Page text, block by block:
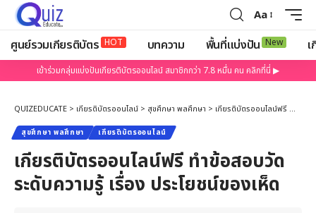
Aa
ศูนย์รวมเกียรติบัตร HOT บทความ พื้นที่แบ่งปัน New
เข้าร่วมกลุ่มแบ่งปันเกียรติบัตรออนไลน์ สมาชิกกว่า 7.8 หมื่น คน คลิกที่นี่ ▶
QUIZEDUCATE > เกียรติบัตรออนไลน์ > สุขศึกษา พลศึกษา > เกียรติบัตรออนไลน์ฟรี ทำข้อสอบวัดระดับความรู้ เรื่อง ประโยชน์ของเห็ด
สุขศึกษา พลศึกษา เกียรติบัตรออนไลน์
เกียรติบัตรออนไลน์ฟรี ทำข้อสอบวัด
ระดับความรู้ เรื่อง ประโยชน์ของเห็ด